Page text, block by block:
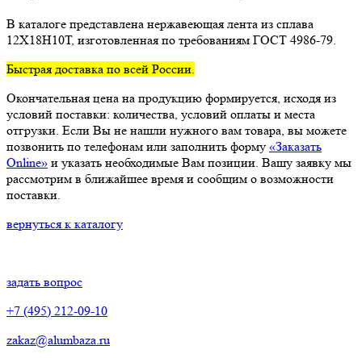
В каталоге представлена нержавеющая лента из сплава
12Х18Н10Т, изготовленная по требованиям ГОСТ 4986-79.
Быстрая доставка по всей России.
Окончательная цена на продукцию формируется, исходя из
условий поставки: количества, условий оплаты и места
отгрузки. Если Вы не нашли нужного вам товара, вы можете
позвонить по телефонам или заполнить форму «Заказать
Online» и указать необходимые Вам позиции. Вашу заявку мы
рассмотрим в ближайшее время и сообщим о возможности
поставки.
вернуться к каталогу
задать вопрос
+7 (495) 212-09-10
zakaz@alumbaza.ru